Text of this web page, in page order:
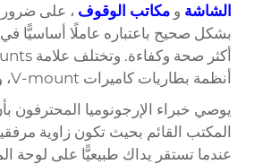
الشاشة و مكاتب الوقوف ، على
بشكل صحيح باعتباره عاملًا أساسيًّا
أنظمة بطاريات كاميرات V-mount، ولا علاقة بينهما.
يوصي خبراء الإرجونوميا المحترفون
عندما تستقر يداك طبيعيًّا على لوحة